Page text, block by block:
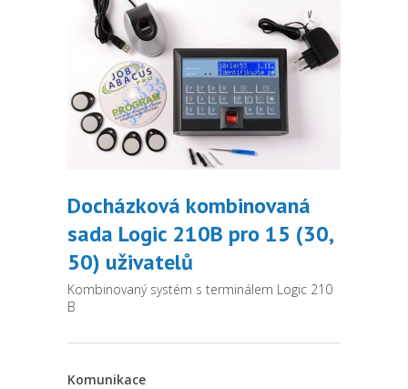
Docházková kombinovaná
sada Logic 210B pro 15 (30,
50) uživatelů
Kombinovaný systém s terminálem Logic 210
B
Komunikace